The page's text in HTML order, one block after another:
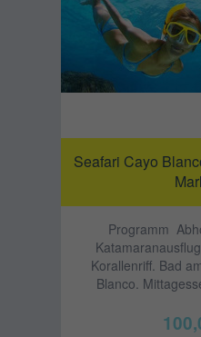
Seafari Cayo
Programm
Korallenriff. Bad
Blanco.